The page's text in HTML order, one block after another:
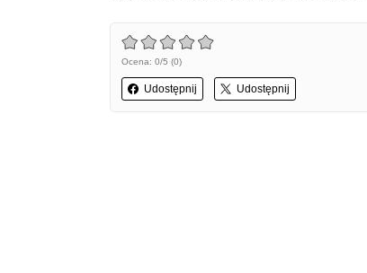
Ocena: 0/5 (0)
Udostępnij Udostępnij